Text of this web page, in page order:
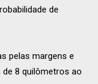
de
pelas margens e
8 quilômetros ao